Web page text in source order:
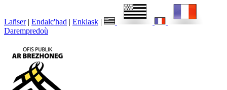
Lañser | Endalc'had | Enklask |
Darempredoù